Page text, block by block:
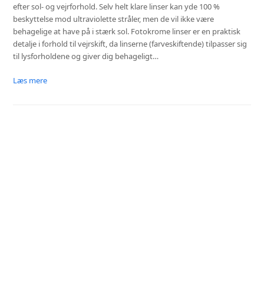
efter sol- og vejrforhold. Selv helt klare linser kan yde 100 %
beskyttelse mod ultraviolette stråler, men de vil ikke være
behagelige at have på i stærk sol. Fotokrome linser er en praktisk
detalje i forhold til vejrskift, da linserne (farveskiftende) tilpasser sig
til lysforholdene og giver dig behageligt…
Læs mere